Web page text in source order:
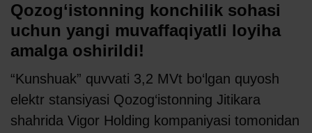
Qozog‘istonning konchilik sohasi
uchun yangi muvaffaqiyatli loyiha
amalga oshirildi!
“Kunshuak” quvvati 3,2 MVt bo‘lgan quyosh
elektr stansiyasi Qozog‘istonning Jitikara
shahrida Vigor Holding kompaniyasi tomonidan